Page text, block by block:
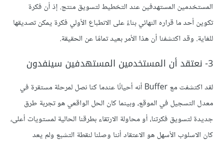
المستخدمين المستهدفين عند التخطيط لتسويق منتج. إذ أن فكرة
تكوين أحد ما قراره النهائي بناءً على الانطباع الأولي فكرة يمكن تصديقها
للغاية. وقد اكتشفنا أن هذا الأمر بعيد تمامًا عن الحقيقة.
3- نعتقد أن المستخدمين المستهدفين سينفدون
لقد اكتشفت مع Buffer أنه أحيانًا عندما كنا نصل لمرحلة مستقرة في
معدل التسجيل في الموقع، وبينما كان الحل الواقعي هو تجربة طرق
جديدة لتسويق فكرتنا، أو محاولة الارتقاء بطرقنا الحالية لمستويات أعلى،
كان الاسلوب الأسهل هو الاعتقاد أننا وصلنا لنقطة التشبع ولم يعد